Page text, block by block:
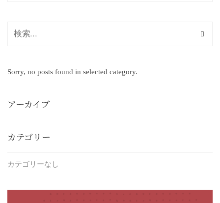
Sorry, no posts found in selected category.
アーカイブ
カテゴリー
カテゴリーなし